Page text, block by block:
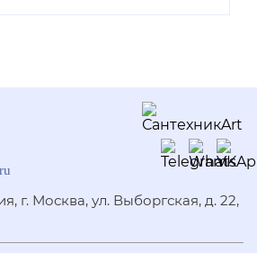
г. Москва, ул. Выборгская, д. 22,